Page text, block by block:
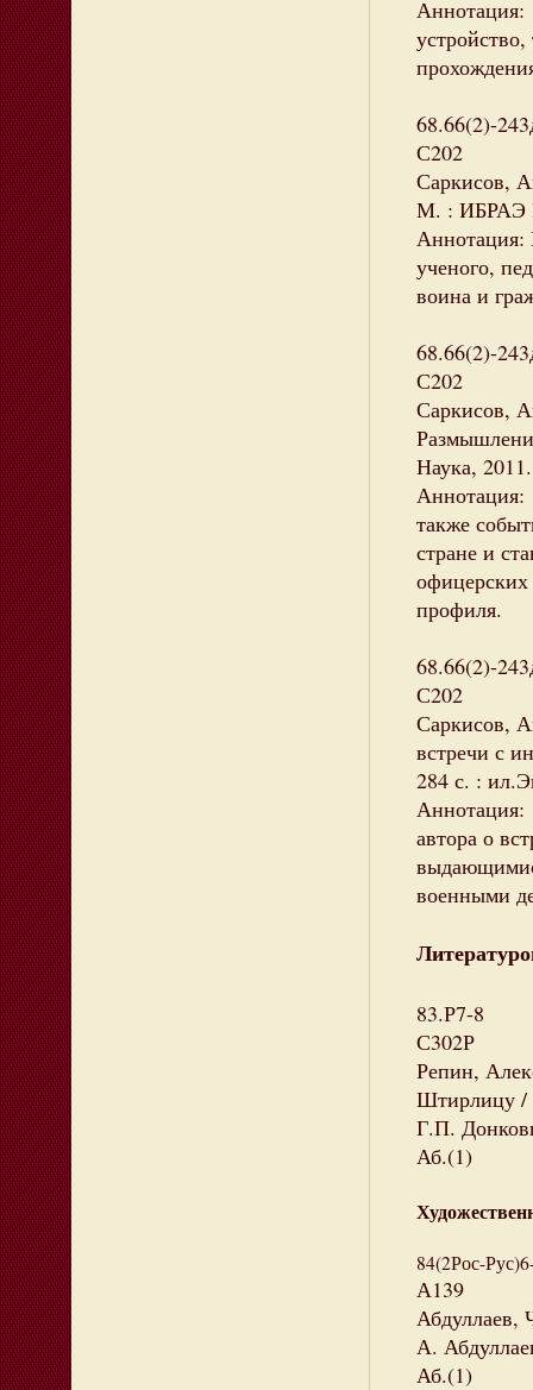
Аннотация:
68.66(2)-
С202
Саркисов,
М. : ИБРАЭ
Аннотация:
ученого,
воина и
68.66(2)-
С202
Саркисов,
Наука,
также
стране и
офицерских
профиля.
68.66(2)-
С202
Саркисов,
встречи с
284 с. :
Аннотация:
автора о
военными
83.Р7-8
С302Р
Репин,
Штирлицу /
Г.П.
Аб.(1)
84(2Рос-
А139
Абдуллаев,
А.
Аб.(1)